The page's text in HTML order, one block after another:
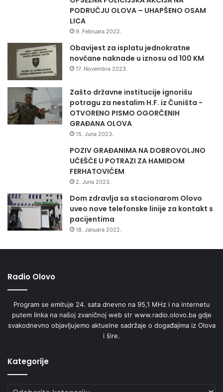
PODRUČJU OLOVA – UHAPŠENO OSAM
LICA
9. Februara 2022.
Obavijest za isplatu jednokratne
novčane naknade u iznosu od 100 KM
17. Novembra 2023.
Zašto državne institucije ignorišu
potragu za nestalim H.F. iz Čuništa -
OTVORENO PISMO OGORČENIH
GRAĐANA OLOVA
15. Juna 2023.
POZIV GRAĐANIMA NA DOBROVOLJNO
UČEŠĆE U POTRAZI ZA HAMIDOM
FERHATOVIĆEM
2. Juna 2023.
Dom zdravlja sa stacionarom Olovo
uveo nove telefonske linije za kontakt s
pacijentima
18. Januara 2022.
Radio Olovo
Program se emituje 24. sata dnevno na 95,1 MHz i na internetu
putem linka na našoj zvaničnoj web str www.radio.olovo.ba gdje
svakodnevno objavljujemo aktuelne sadržaje o događajima iz Olova
i šire.
Kategorije
Kategorije